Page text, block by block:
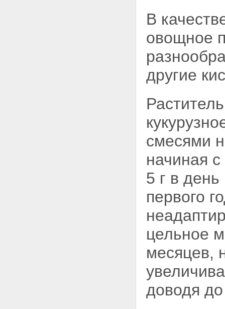
В
овощное
другие
смесями
начиная
5 г в
первого
цельное
месяцев,
доводя до